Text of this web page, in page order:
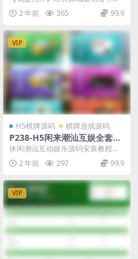
包Win服务端源码视频架设教
程-完善GM后台工具
卡牌回合手游-2024年12月7日最新
打包Win服...
2 年前 365 99.9
VIP
H5棋牌源码 棋牌游戏源码
P238-H5闲来潮汕互娱全套源
码含H5潮汕麻将+H5葫芦鱼+
H5牛牛+H5牌九+H5金.花+架
设教程
休闲潮汕互动娱乐源码安装教程：
服务器linux centos7 首先安装环
境...2 年前 297 99.9
VIP